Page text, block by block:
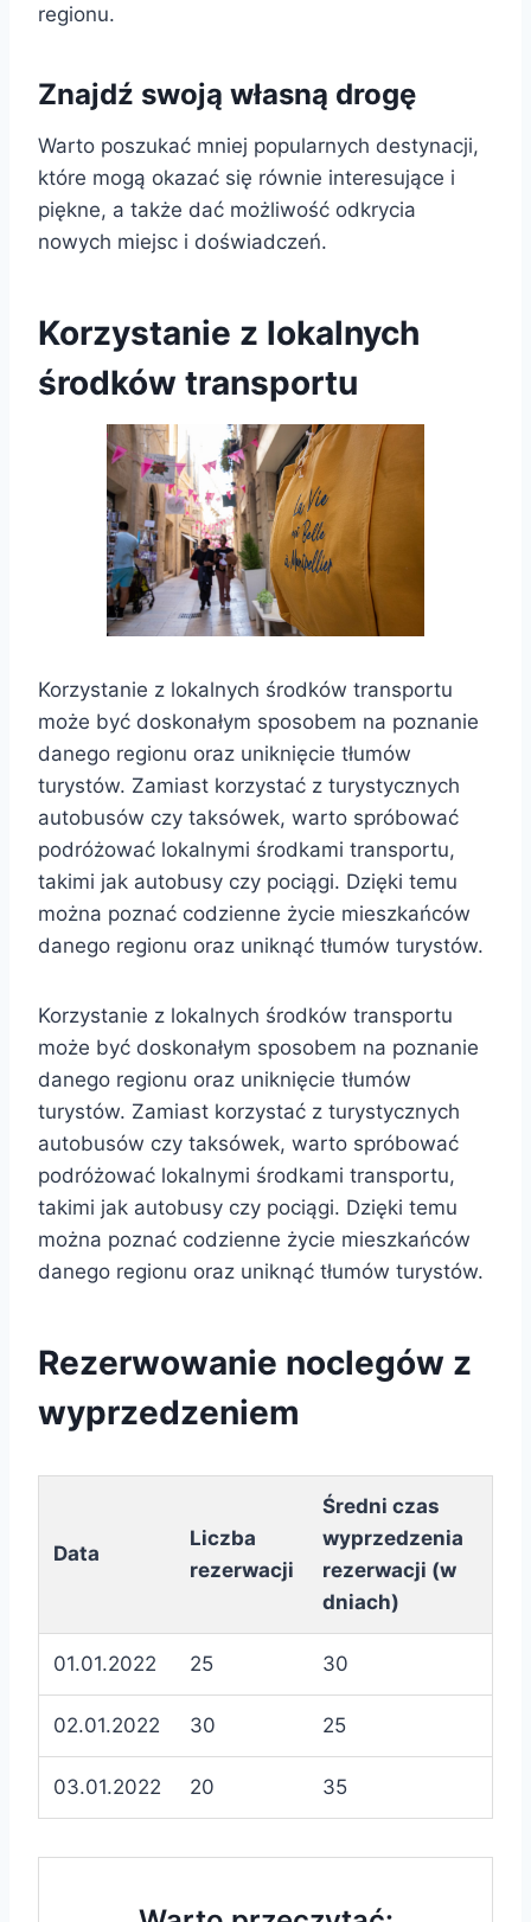
regionu.
Znajdź swoją własną drogę
Warto poszukać mniej popularnych destynacji,
które mogą okazać się równie interesujące i
piękne, a także dać możliwość odkrycia
nowych miejsc i doświadczeń.
Korzystanie z lokalnych
środków transportu
Korzystanie z lokalnych środków transportu
może być doskonałym sposobem na poznanie
danego regionu oraz uniknięcie tłumów
turystów. Zamiast korzystać z turystycznych
autobusów czy taksówek, warto spróbować
podróżować lokalnymi środkami transportu,
takimi jak autobusy czy pociągi. Dzięki temu
można poznać codzienne życie mieszkańców
danego regionu oraz uniknąć tłumów turystów.
Korzystanie z lokalnych środków transportu
może być doskonałym sposobem na poznanie
danego regionu oraz uniknięcie tłumów
turystów. Zamiast korzystać z turystycznych
autobusów czy taksówek, warto spróbować
podróżować lokalnymi środkami transportu,
takimi jak autobusy czy pociągi. Dzięki temu
można poznać codzienne życie mieszkańców
danego regionu oraz uniknąć tłumów turystów.
Rezerwowanie noclegów z
wyprzedzeniem
Data
Liczba
rezerwacji
Średni czas
wyprzedzenia
rezerwacji (w
dniach)
01.01.2022 25 30
02.01.2022 30 25
03.01.2022 20 35